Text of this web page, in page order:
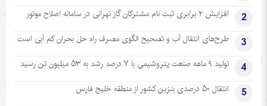
2 افزایش ۲ برابری ثبت نام مشترکان گاز تهرانی‌ در سامانه اصلاح موتور
3 طرح‌های انتقال آب و تصحیح الگوی مصرف راه حل بحران کم آبی است
4 تولید ۹ ماهه صنعت پتروشیمی با ۷ درصد رشد به ۵۳ میلیون تن رسید
5 انتقال ۵۰ درصدی بنزین کشور از منطقه خلیج فارس